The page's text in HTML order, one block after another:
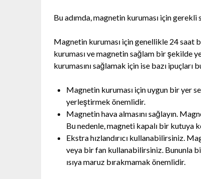
Bu adımda, magnetin kuruması için
Magnetin kuruması için genellikle 24 saat
kuruması ve magnetin sağlam bir şekilde
kurumasını sağlamak için ise bazı ipuçları
Magnetin kuruması için uygun bir yer
yerleştirmek önemlidir.
Magnetin hava almasını sağlayın.
Bu nedenle, magneti kapalı bir kutuya
Ekstra hızlandırıcı kullanabilirsiniz.
veya bir fan kullanabilirsiniz. Bununla
ısıya maruz bırakmamak önemlidir.